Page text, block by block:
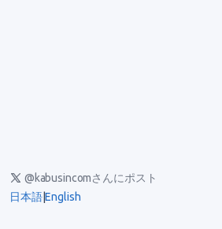
@kabusincomさんにポスト
日本語|English